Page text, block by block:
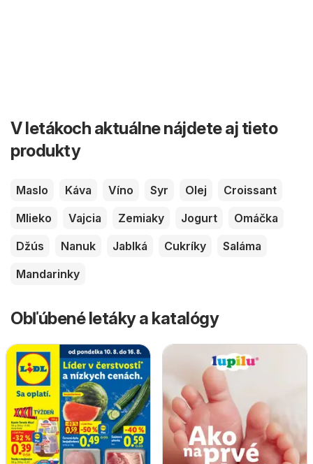
V letákoch aktuálne nájdete aj tieto
produkty
Maslo Káva Víno Syr Olej
Croissant
Mlieko
Vajcia Zemiaky Jogurt
Omáčka
Džús
Nanuk Jablká Cukríky
Saláma
Mandarinky
Obľúbené letáky a katalógy